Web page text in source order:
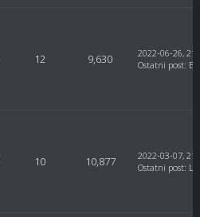
12 9,630
2022-06-26,
Ostatni post:
10 10,877
2022-03-07,
Ostatni post: